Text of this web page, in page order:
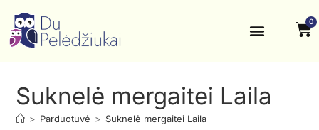
0
Suknelė mergaitei Laila
> Parduotuvė > Suknelė mergaitei Laila